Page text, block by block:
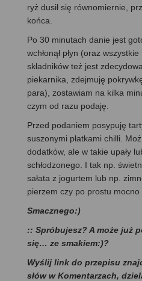
ryż dusił się równomiernie,
końca.
Po 30 minutach danie jest
wchłonął płyn (oraz
składników też jest
piekarnika, zdejmuję
para), zostawiam na kilka
czym od razu podaję.
Przed podaniem posypuję
suszonymi płatkami chilli.
dodatków, ale w takie upały
schłodzonego. I tak np.
sałata z jogurtem lub np.
pierzem czy po prostu mocno
Smacznego:)
:: Spróbujesz? A może już
się… ze smakiem:)?
Wyślij link do przepisu
słów w Komentarzach,